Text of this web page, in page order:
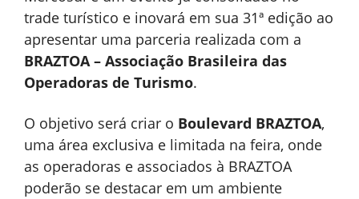
trade turístico e inovará em sua 31ª edição ao
apresentar uma parceria realizada com a
BRAZTOA – Associação Brasileira das
Operadoras de Turismo.
O objetivo será criar o Boulevard BRAZTOA,
uma área exclusiva e limitada na feira, onde
as operadoras e associados à BRAZTOA
poderão se destacar em um ambiente